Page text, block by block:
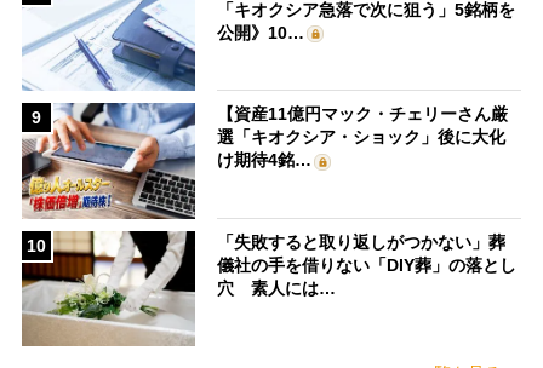
「キオクシア急落で次に狙う」5銘柄を
公開》10…
9
【資産11億円マック・チェリーさん厳
選「キオクシア・ショック」後に大化
け期待4銘…
10
「失敗すると取り返しがつかない」葬
儀社の手を借りない「DIY葬」の落とし
穴 素人には…